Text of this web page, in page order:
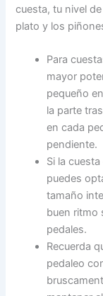
cuesta, tu nivel
plato y los
Para
mayor
pequeño
la parte
en cada
pendiente.
Si la
puedes
tamaño
buen ritmo
pedales.
Recuerda
pedaleo